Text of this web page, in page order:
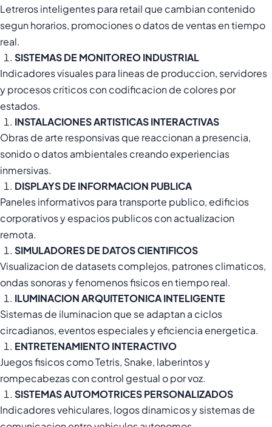
Letreros inteligentes para retail que cambian contenido
segun horarios, promociones o datos de ventas en tiempo
real.
SISTEMAS DE MONITOREO INDUSTRIAL
Indicadores visuales para lineas de produccion, servidores
y procesos criticos con codificacion de colores por
estados.
INSTALACIONES ARTISTICAS INTERACTIVAS
Obras de arte responsivas que reaccionan a presencia,
sonido o datos ambientales creando experiencias
inmersivas.
DISPLAYS DE INFORMACION PUBLICA
Paneles informativos para transporte publico, edificios
corporativos y espacios publicos con actualizacion
remota.
SIMULADORES DE DATOS CIENTIFICOS
Visualizacion de datasets complejos, patrones climaticos,
ondas sonoras y fenomenos fisicos en tiempo real.
ILUMINACION ARQUITETONICA INTELIGENTE
Sistemas de iluminacion que se adaptan a ciclos
circadianos, eventos especiales y eficiencia energetica.
ENTRETENAMIENTO INTERACTIVO
Juegos fisicos como Tetris, Snake, laberintos y
rompecabezas con control gestual o por voz.
SISTEMAS AUTOMOTRICES PERSONALIZADOS
Indicadores vehiculares, logos dinamicos y sistemas de